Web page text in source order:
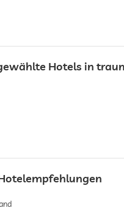
Make-up
Hotels in